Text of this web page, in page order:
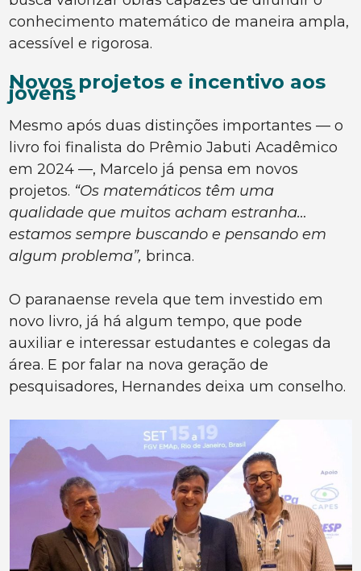
conhecimento matemático de maneira ampla,
acessível e rigorosa.
Novos projetos e incentivo aos
jovens
Mesmo após duas distinções importantes — o
livro foi finalista do Prêmio Jabuti Acadêmico
em 2024 —, Marcelo já pensa em novos
projetos. “Os matemáticos têm uma
qualidade que muitos acham estranha…
estamos sempre buscando e pensando em
algum problema”, brinca.
O paranaense revela que tem investido em
novo livro, já há algum tempo, que pode
auxiliar e interessar estudantes e colegas da
área. E por falar na nova geração de
pesquisadores, Hernandes deixa um conselho.